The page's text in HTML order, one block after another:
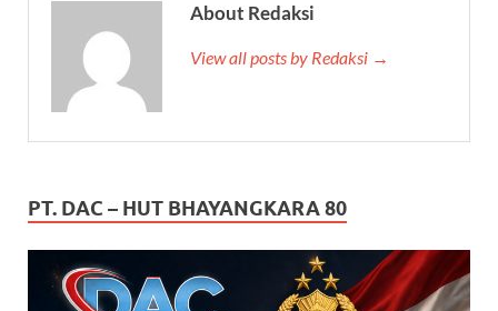
About Redaksi
View all posts by Redaksi →
PT. DAC – HUT BHAYANGKARA 80